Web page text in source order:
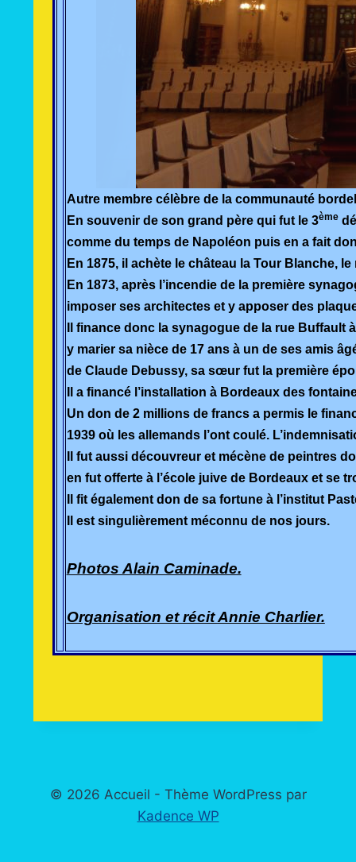
Autre membre célèbre de la communauté
En souvenir de son grand père qui fut le 3ème
comme du temps de Napoléon puis en a fait don
En 1875, il achète le château la Tour Blanche,
En 1873, après l’incendie de la première
imposer ses architectes et y apposer des
Il finance donc la synagogue de la rue
y marier sa nièce de 17 ans à un de ses amis
de Claude Debussy, sa sœur fut la première
Il a financé l’installation à Bordeaux des
Un don de 2 millions de francs a permis le
1939 où les allemands l’ont coulé.
Il fut aussi découvreur et mécène de peintres
en fut offerte à l’école juive de Bordeaux et se
Il fit également don de sa fortune à l’institut
Il est singulièrement méconnu de nos jours.
Photos Alain Caminade.
Organisation et récit Annie Charlier.
© 2026 Accueil - Thème WordPress par
Kadence WP